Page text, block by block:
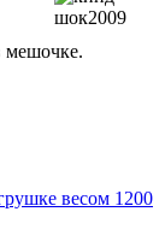
мешочке.